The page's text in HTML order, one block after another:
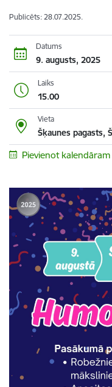
Publicēts: 28.07.2025.
Datums
9. augusts, 2025
Laiks
15.00
Vieta
Šķaunes pagasts,
Pievienot kalendāram